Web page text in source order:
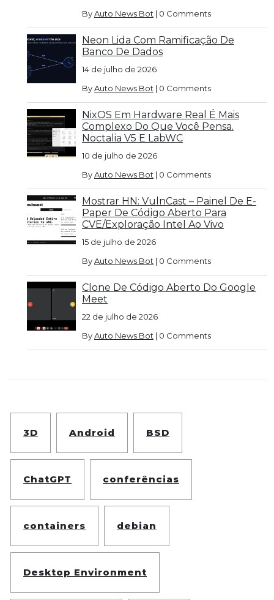
ByAuto News Bot | 0 Comments
Neon Lida Com Ramificação De
Banco De Dados
14 de julho de 2026
ByAuto News Bot | 0 Comments
NixOS Em Hardware Real É Mais
Complexo Do Que Você Pensa.
Noctalia V5 E LabWC
10 de julho de 2026
ByAuto News Bot | 0 Comments
Mostrar HN: VulnCast – Painel De E-
Paper De Código Aberto Para
CVE/exploração Intel Ao Vivo
15 de julho de 2026
ByAuto News Bot | 0 Comments
Clone De Código Aberto Do Google
Meet
22 de julho de 2026
ByAuto News Bot | 0 Comments
3D Android BSD
ChatGPT conferências
containers debian
Desktop Environment